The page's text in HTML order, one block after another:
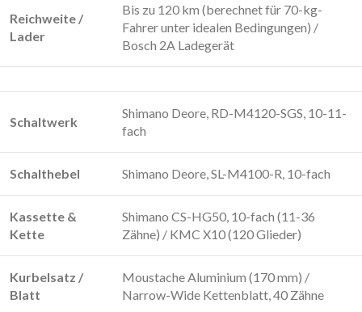
Reichweite /
Lader
Bis zu 120 km (berechnet für 70-kg-
Fahrer unter idealen Bedingungen) /
Bosch 2A Ladegerät
Schaltwerk
Shimano Deore, RD-M4120-SGS, 10-11-
fach
Schalthebel Shimano Deore, SL-M4100-R, 10-fach
Kassette &
Kette
Shimano CS-HG50, 10-fach (11-36
Zähne) / KMC X10 (120 Glieder)
Kurbelsatz /
Blatt
Moustache Aluminium (170 mm) /
Narrow-Wide Kettenblatt, 40 Zähne